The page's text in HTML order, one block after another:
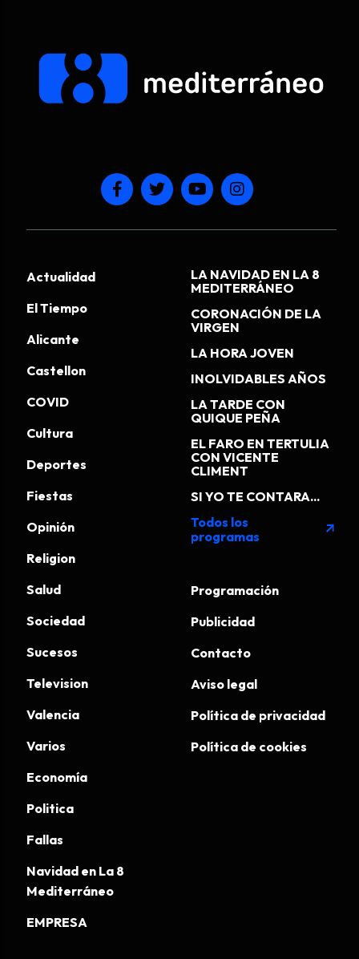
Actualidad
El Tiempo
Alicante
Castellon
COVID
Cultura
Deportes
Fiestas
Opinión
Religion
Salud
Sociedad
Sucesos
Television
Valencia
Varios
Economía
Politica
Fallas
Navidad en La 8
Mediterráneo
EMPRESA
LA NAVIDAD EN LA 8
MEDITERRÁNEO
CORONACIÓN DE LA
VIRGEN
LA HORA JOVEN
INOLVIDABLES AÑOS
LA TARDE CON
QUIQUE PEÑA
EL FARO EN TERTULIA
CON VICENTE
CLIMENT
SI YO TE CONTARA...
Todos los
programas
arrow_outward
Programación
Publicidad
Contacto
Aviso legal
Política de privacidad
Política de cookies